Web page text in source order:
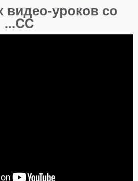
уроков со